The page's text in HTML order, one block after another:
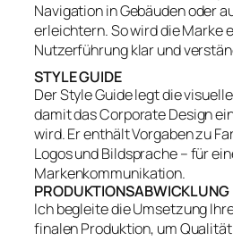
Navigation in Gebäuden oder
erleichtern. So wird die Marke
Nutzerführung klar und
STYLE GUIDE
Der Style Guide legt die
damit das Corporate Design
wird. Er enthält Vorgaben zu
Logos und Bildsprache – für
Markenkommunikation.
PRODUKTIONSABWICKLUNG
Ich begleite die Umsetzung
finalen Produktion, um